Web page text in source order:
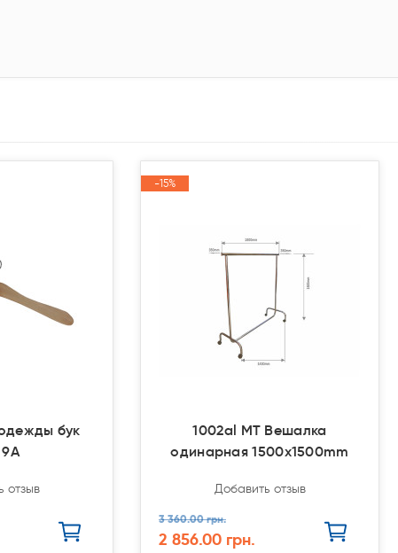
бук
отзыв
-15%
-15%
1002al MT Вешалка
одинарная 1500x1500mm
Добавить отзыв
3 360.00 грн.
2 856.00 грн.